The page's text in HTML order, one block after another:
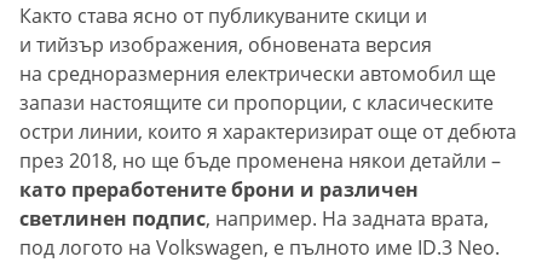
Както става ясно от публикуваните скици и
и тийзър изображения, обновената версия
на средноразмерния електрически автомобил ще
запази настоящите си пропорции, с класическите
остри линии, които я характеризират още от дебюта
през 2018, но ще бъде променена някои детайли –
като преработените брони и различен
светлинен подпис, например. На задната врата,
под логото на Volkswagen, е пълното име ID.3 Neo.